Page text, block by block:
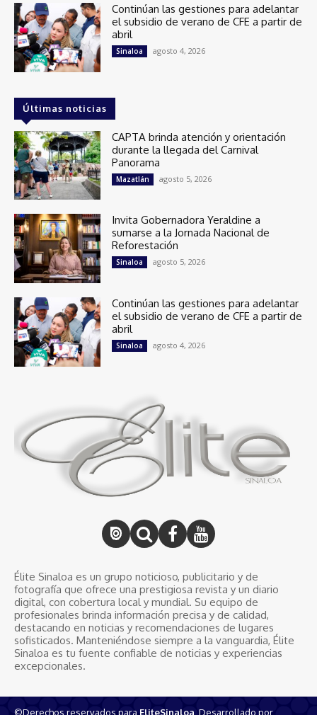
Continúan las gestiones para adelantar
el subsidio de verano de CFE a partir de
abril
Sinaloa agosto 4, 2026
Últimas noticias
CAPTA brinda atención y orientación
durante la llegada del Carnival
Panorama
Mazatlán agosto 5, 2026
Invita Gobernadora Yeraldine a
sumarse a la Jornada Nacional de
Reforestación
Sinaloa agosto 5, 2026
Continúan las gestiones para adelantar
el subsidio de verano de CFE a partir de
abril
Sinaloa agosto 4, 2026
Élite Sinaloa es un grupo noticioso, publicitario y de
fotografía que ofrece una prestigiosa revista y un diario
digital, con cobertura local y mundial. Su equipo de
profesionales brinda información precisa y de calidad,
destacando en noticias y recomendaciones de lugares
sofisticados. Manteniéndose siempre a la vanguardia, Élite
Sinaloa es tu fuente confiable de noticias y experiencias
excepcionales.
©Derechos reservados para EliteSinaloa , Desarrollado por